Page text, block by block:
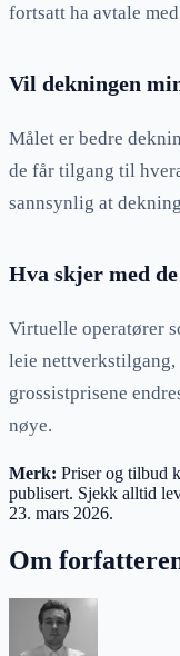
fortsatt ha avtale
Vil dekningen
Målet er bedre
de får tilgang til
sannsynlig at
Hva skjer med
Virtuelle operatører
leie nettverkstilgang,
grossistprisene
nøye.
Merk: Priser og tilbud
publisert. Sjekk alltid
23. mars 2026.
Om